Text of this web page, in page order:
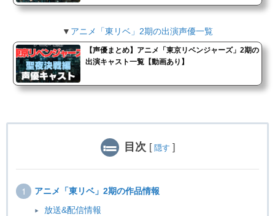
▼ アニメ「東リベ」2期の出演声優一覧
【声優まとめ】アニメ「東京リベンジャーズ」2期の
出演キャスト一覧【動画あり】
目次 [ 隠す ]
アニメ「東リベ」2期の作品情報
放送&配信情報